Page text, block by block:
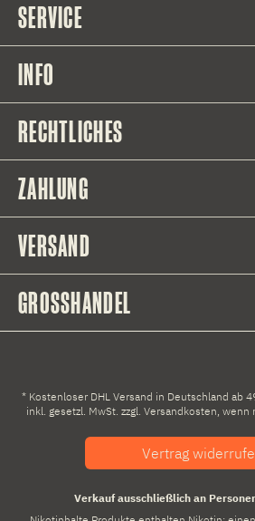
SERVICE
INFO
RECHTLICHES
ZAHLUNG
VERSAND
GROSSHANDEL
* Kostenloser DHL Versand in Deutschland ab
inkl. gesetzl. MwSt. zzgl. Versandkosten, wenn
Vertrag
Verkauf ausschließlich an